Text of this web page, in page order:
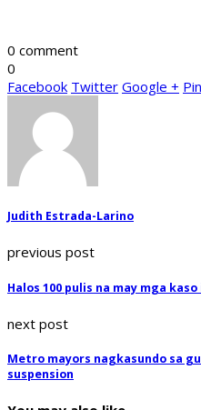
0 comment
0
Facebook Twitter Google +
Judith Estrada-Larino
previous post
Halos 100 pulis na may mga
next post
Metro mayors nagkasundo sa
suspension